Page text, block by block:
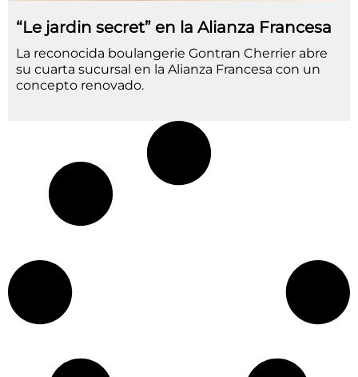
“Le jardin secret” en la Alianza Francesa
La reconocida boulangerie Gontran Cherrier abre
su cuarta sucursal en la Alianza Francesa con un
concepto renovado.